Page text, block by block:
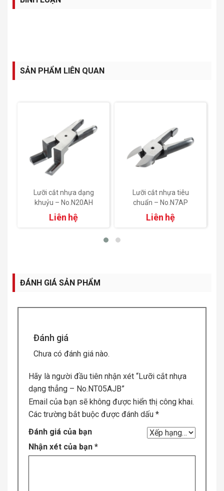
SẢN PHẨM LIÊN QUAN
Lưỡi cắt nhựa dạng
khuỷu – No.N20AH
Liên hệ
Lưỡi cắt nhựa tiêu
chuẩn – No.N7AP
Liên hệ
ĐÁNH GIÁ SẢN PHẨM
Đánh giá
Chưa có đánh giá nào.
Hãy là người đầu tiên nhận xét “Lưỡi cắt nhựa
dạng thẳng – No.NT05AJB”
Email của bạn sẽ không được hiển thị công khai.
Các trường bắt buộc được đánh dấu *
Đánh giá của bạn
Nhận xét của bạn *